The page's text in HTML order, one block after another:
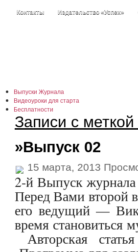
Контакты Издательство «Успех»
Выпуски Журнала
Видеоуроки для старта
Бесплатности
Истории +
Наши информеры
Размышлизмы
Записи с
»Выпуск 02
15 марта, 2013
2-й Выпуск
Перед Вами второй
его ведущий —
время становиться
Авторская